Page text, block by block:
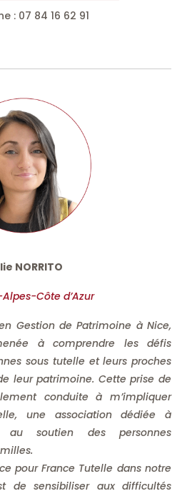
: 07 84 16 62 91
NORRITO
Côte d’Azur
Gestion de Patrimoine à Nice,
à comprendre les défis
sous tutelle et leurs proches
leur patrimoine. Cette prise de
conduite à m’impliquer
une association dédiée à
au soutien des personnes
pour France Tutelle dans notre
de sensibiliser aux difficultés